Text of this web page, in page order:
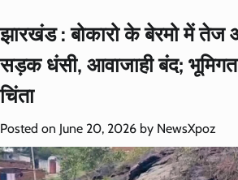
झारखंड : बोकारो के बेरमो में
सड़क धंसी, आवाजाही बंद;
चिंता
Posted on June 20, 2026 by NewsXpoz